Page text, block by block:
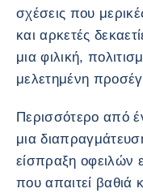
σχέσεις που
και αρκετές
μια φιλική,
μελετημένη
Περισσότερο από
μια
είσπραξη οφειλών
που απαιτεί βαθιά